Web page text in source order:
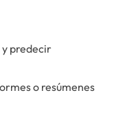
predecir
o resúmenes